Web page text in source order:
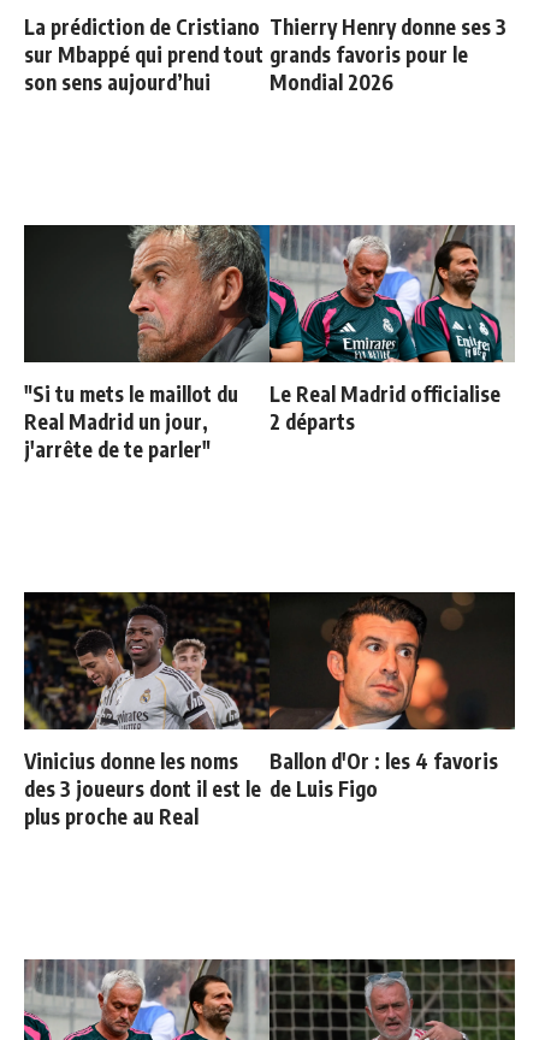
La prédiction de Cristiano
sur Mbappé qui prend tout
son sens aujourd’hui
Thierry Henry donne ses 3
grands favoris pour le
Mondial 2026
"Si tu mets le maillot du
Real Madrid un jour,
j'arrête de te parler"
Le Real Madrid officialise
2 départs
Vinicius donne les noms
des 3 joueurs dont il est le
plus proche au Real
Ballon d'Or : les 4 favoris
de Luis Figo